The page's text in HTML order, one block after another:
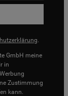
.
GmbH meine
in
Zustimmung
kann.